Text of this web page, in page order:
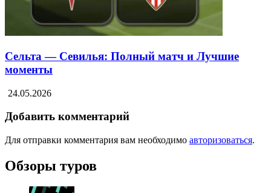
Сельта — Севилья: Полный матч и Лучшие
моменты
24.05.2026
Добавить комментарий
Для отправки комментария вам необходимо авторизоваться.
Обзоры туров